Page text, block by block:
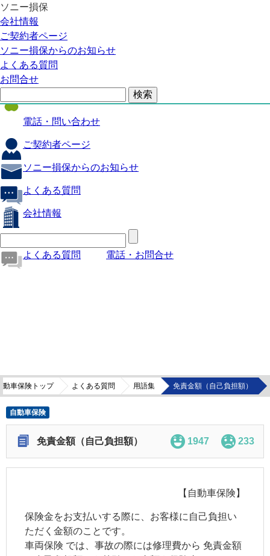
ソニー損保
会社情報
ご契約者ページ
ソニー損保からのお知らせ
よくある質問
お問合せ
自動車保険
医療保険
火災保険
海外旅行保険
電話・問い合わせ
ご契約者ページ
ソニー損保からのお知らせ
よくある質問
会社情報
よくある質問 電話・お問合せ
動車保険トップ よくある質問 用語集 免責金額（自己負担額）
自動車保険
免責金額（自己負担額） 1947 233
【自動車保険】
保険金をお支払いする際に、お客様に自己負担い
ただく金額のことです。
車両保険 では、事故の際には修理費から 免責金額